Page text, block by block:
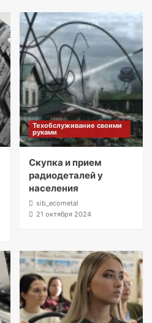
Техобслуживание своими
руками
Скупка и прием
радиодеталей у
населения
sib_ecometal
21 октября 2024